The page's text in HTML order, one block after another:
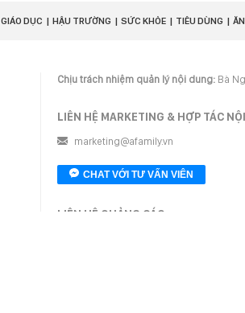
GIÁO DỤC HẬU TRƯỜNG SỨC KHỎE TIÊU DÙNG
Chịu trách nhiệm quản lý nội dung: Bà
LIÊN HỆ MARKETING & HỢP TÁC
marketing@afamily.vn
CHAT VỚI TƯ VẤN VIÊN
LIÊN HỆ QUẢNG CÁO